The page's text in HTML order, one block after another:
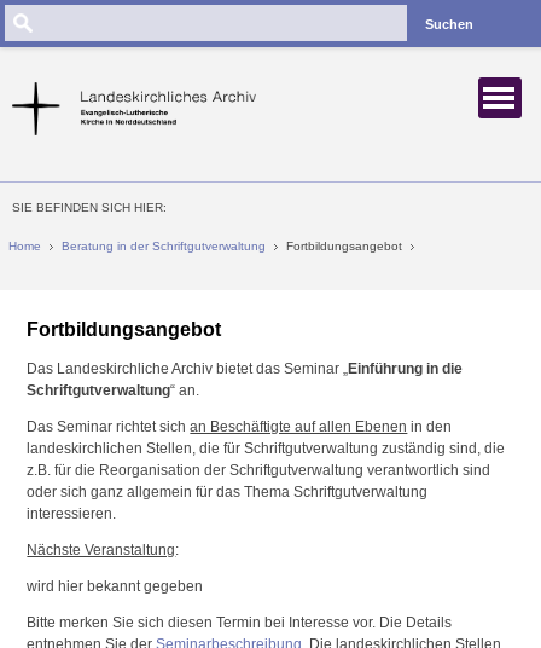
SIE BEFINDEN SICH HIER:
Home Beratung in der Schriftgutverwaltung Fortbildungsangebot
Fortbildungsangebot
Das Landeskirchliche Archiv bietet das Seminar „Einführung in die
Schriftgutverwaltung“ an.
Das Seminar richtet sichan Beschäftigte auf allen Ebenen in den
landeskirchlichen Stellen, die für Schriftgutverwaltung zuständig sind, die
z.B. für die Reorganisation der Schriftgutverwaltung verantwortlich sind
oder sich ganz allgemein für das Thema Schriftgutverwaltung
interessieren.
Nächste Veranstaltung:
wird hier bekannt gegeben
Bitte merken Sie sich diesen Termin bei Interesse vor. Die Details
Suchen